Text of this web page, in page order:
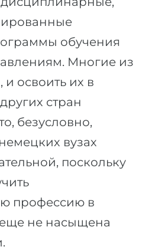
обучения
Многие из
освоить их в
стран
безусловно,
вузах
поскольку
профессию в
не насыщена